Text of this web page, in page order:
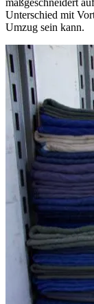
maßgeschneidert
Unterschied mit
Umzug sein kann.